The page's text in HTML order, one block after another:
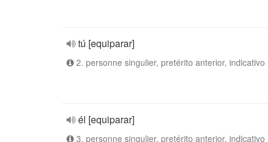
tú [equiparar]
2. personne singulier, pretérito anterior, indicativo
él [equiparar]
3. personne singulier, pretérito anterior, indicativo